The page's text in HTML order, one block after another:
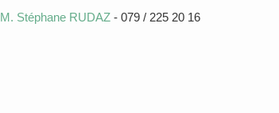
M. Stéphane RUDAZ - 079 / 225 20 16